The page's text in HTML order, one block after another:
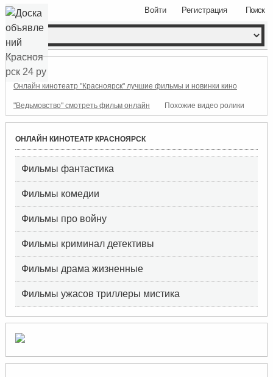
Поиск
Войти Регистрация
Онлайн кинотеатр "Красноярск" лучшие фильмы и новинки кино
"Ведьмовство" смотреть фильм онлайн Похожие видео ролики
ОНЛАЙН КИНОТЕАТР КРАСНОЯРСК
Фильмы фантастика
Фильмы комедии
Фильмы про войну
Фильмы криминал детективы
Фильмы драма жизненные
Фильмы ужасов триллеры мистика